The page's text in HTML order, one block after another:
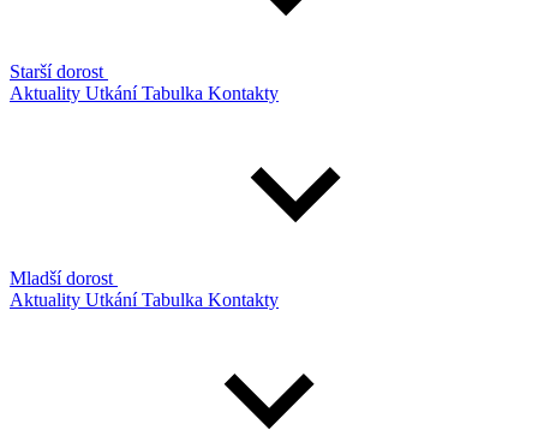
Starší dorost
Aktuality UtkáníTabulka Kontakty
Mladší dorost
Aktuality UtkáníTabulka Kontakty